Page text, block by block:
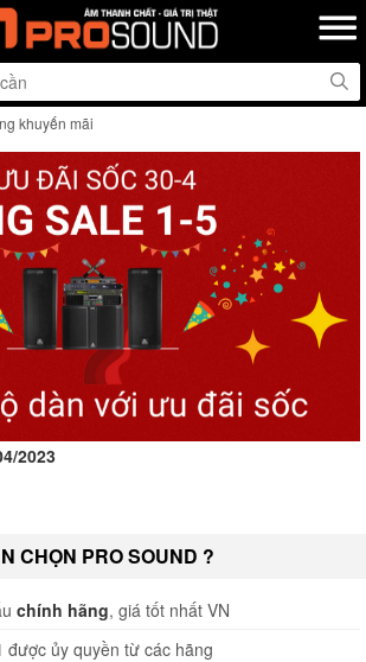
khuyến mãi
2023
CHỌN PRO SOUND ?
chính hãng, giá tốt nhất VN
được ủy quyền từ các hãng